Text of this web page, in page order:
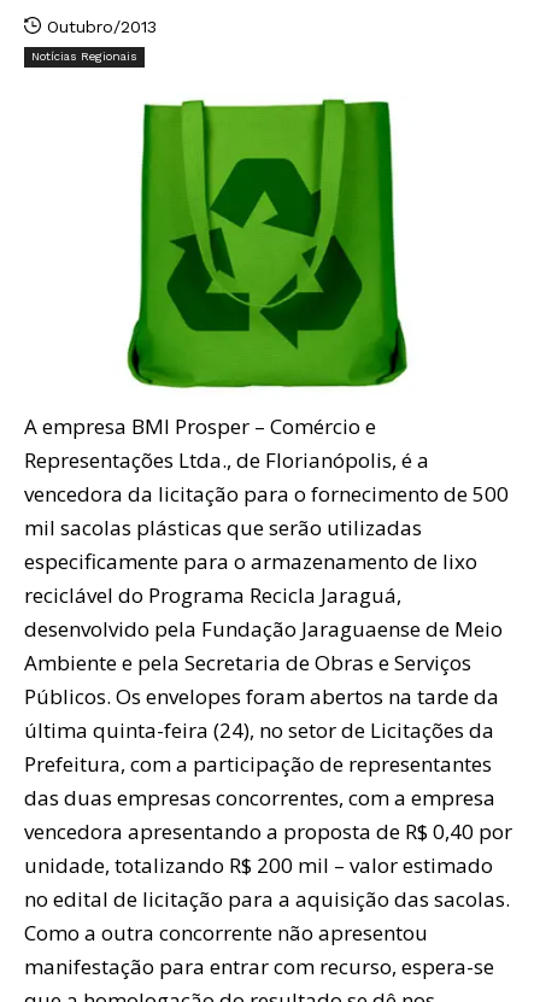
Outubro/2013
Notícias Regionais
A empresa BMI Prosper – Comércio e
Representações Ltda., de Florianópolis, é a
vencedora da licitação para o fornecimento de 500
mil sacolas plásticas que serão utilizadas
especificamente para o armazenamento de lixo
reciclável do Programa Recicla Jaraguá,
desenvolvido pela Fundação Jaraguaense de Meio
Ambiente e pela Secretaria de Obras e Serviços
Públicos. Os envelopes foram abertos na tarde da
última quinta-feira (24), no setor de Licitações da
Prefeitura, com a participação de representantes
das duas empresas concorrentes, com a empresa
vencedora apresentando a proposta de R$ 0,40 por
unidade, totalizando R$ 200 mil – valor estimado
no edital de licitação para a aquisição das sacolas.
Como a outra concorrente não apresentou
manifestação para entrar com recurso, espera-se